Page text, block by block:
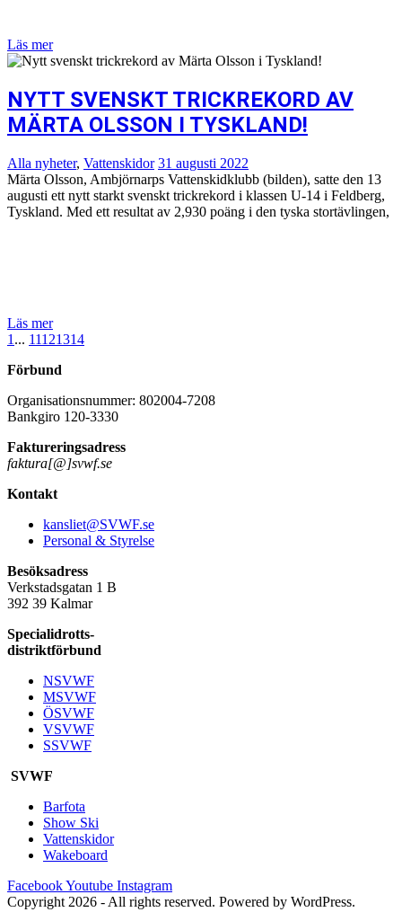
Läs mer
NYTT SVENSKT TRICKREKORD AV
MÄRTA OLSSON I TYSKLAND!
Alla nyheter, Vattenskidor 31 augusti 2022
Märta Olsson, Ambjörnarps Vattenskidklubb (bilden), satte den 13
augusti ett nytt starkt svenskt trickrekord i klassen U-14 i Feldberg,
Tyskland. Med ett resultat av 2,930 poäng i den tyska stortävlingen,
Läs mer
1 ... 11121314
Förbund
Organisationsnummer: 802004-7208
Bankgiro 120-3330
Faktureringsadress
faktura[@]svwf.se
Kontakt
kansliet@SVWF.se
Personal & Styrelse
Besöksadress
Verkstadsgatan 1 B
392 39 Kalmar
Specialidrotts-
distriktförbund
NSVWF
MSVWF
ÖSVWF
VSVWF
SSVWF
SVWF
Barfota
Show Ski
Vattenskidor
Wakeboard
FacebookYoutube Instagram
Copyright 2026 - All rights reserved. Powered by WordPress.